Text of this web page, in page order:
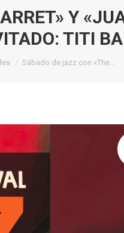
Y
TITI
Sábado de jazz con «The…